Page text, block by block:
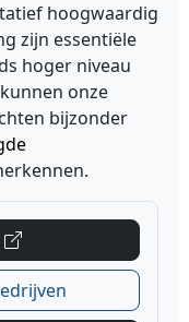
hoogwaardig
zijn essentiële
hoger niveau
onze
bijzonder